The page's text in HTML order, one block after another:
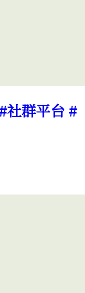
社群平台 #